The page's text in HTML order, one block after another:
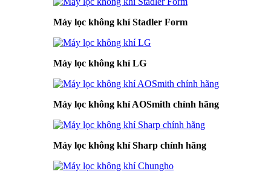
Máy lọc không khí Stadler Form
Máy lọc không khí LG
Máy lọc không khí AOSmith chính hãng
Máy lọc không khí Sharp chính hãng